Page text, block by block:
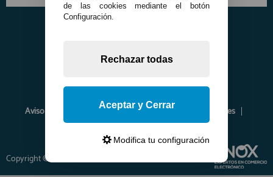
Aviso Legal Política de Privacidad
Política de Cookies
Envíos y Devoluciones
Opiniones
Copyright © 2026 www.francobordo.com
de las cookies mediante el botón
Configuración.
Rechazar todas
Aceptar y Cerrar
Modifica tu configuración